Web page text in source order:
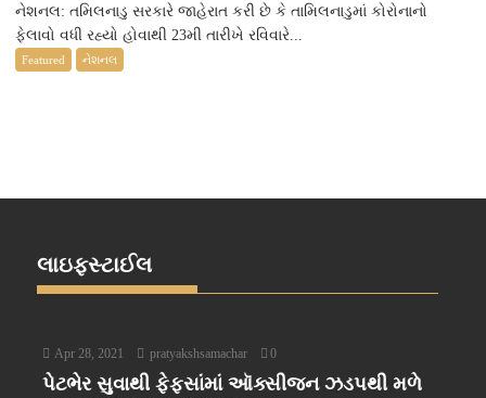
નેશનલ: તમિલનાડુ સરકારે જાહેરાત કરી છે કે તામિલનાડુમાં કોરોનાનો
ફેલાવો વધી રહ્યો હોવાથી 23મી તારીખે રવિવારે...
Featured નેશનલ
લાઇફસ્ટાઈલ
Apr 28, 2021 pratyakshsamachar 0
પેટભેર સુવાથી ફેફસાંમાં ઑક્સીજન ઝડપથી મળે